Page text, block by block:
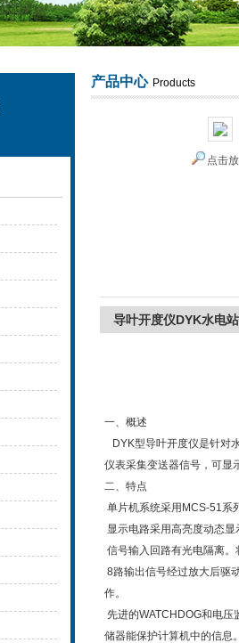
产品中心 Products
点击
导叶开度仪DYK水电
一、概述
DYK型导叶开度仪是针对
仪表采集变送器信号，可显
二、特点
单片机系统采用 MCS-51系
显示电路采用高亮度动态显
信号输入回路有光电隔离
8路输出信号经过放大后驱
作。
先进的WATCHDOG和电压
储器能保护计算机中的信息